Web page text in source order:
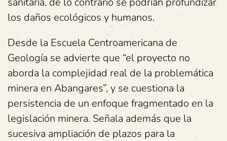
los daños ecológicos y humanos.
Desde la Escuela Centroamericana de
Geología se advierte que “el proyecto no
aborda la complejidad real de la problemática
minera en Abangares”, y se cuestiona la
persistencia de un enfoque fragmentado en la
legislación minera. Señala además que la
sucesiva ampliación de plazos para la